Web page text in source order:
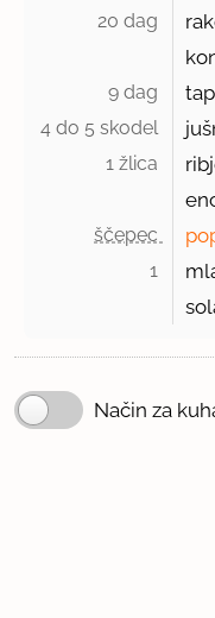
20 dag
9 dag
4 do 5 skodel
1 žlica
ščepec
1
Način za